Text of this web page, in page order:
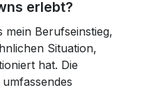
Workshops
Women: Truly Rich
for Women
Workshops
Women: Truly Rich
for Women
erlebt?
mein Berufseinstieg,
Situation,
hat. Die